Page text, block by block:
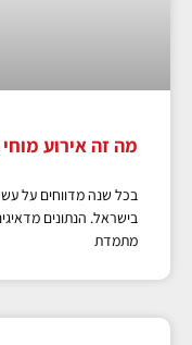
מה זה אירוע מוחי
בכל שנה מדווחים על
בישראל. הנתונים
מתמדת